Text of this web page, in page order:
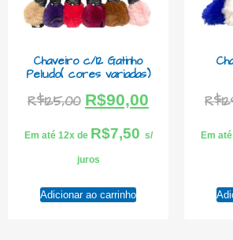
Chaveiro c/12 Gatinho
Peludo( cores variadas)
R$125,00 R$90,00
Em até 12x de R$7,50 s/
juros
Adicionar ao carrinho
R$
Em